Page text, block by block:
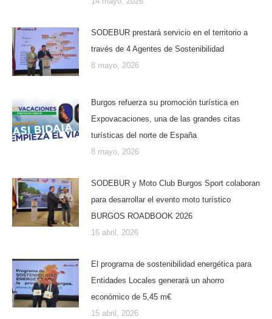
SODEBUR prestará servicio en el territorio a
través de 4 Agentes de Sostenibilidad
8 mayo, 2026
Burgos refuerza su promoción turística en
Expovacaciones, una de las grandes citas
turísticas del norte de España
8 mayo, 2026
SODEBUR y Moto Club Burgos Sport colaboran
para desarrollar el evento moto turístico
BURGOS ROADBOOK 2026
16 abril, 2026
El programa de sostenibilidad energética para
Entidades Locales generará un ahorro
económico de 5,45 m€
15 abril, 2026